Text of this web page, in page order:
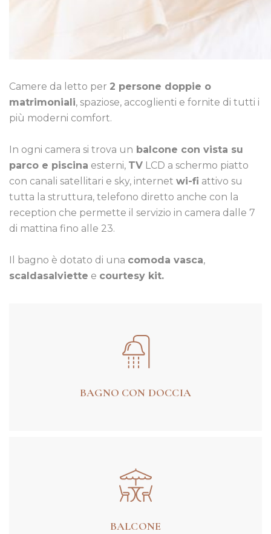
Camere da letto per 2 persone doppie o
matrimoniali, spaziose, accoglienti e fornite di tutti i
più moderni comfort.
In ogni camera si trova un balcone con vista su
parco e piscina esterni, TV LCD a schermo piatto
con canali satellitari e sky, internet wi-fi attivo su
tutta la struttura, telefono diretto anche con la
reception che permette il servizio in camera dalle 7
di mattina fino alle 23.
Il bagno è dotato di una comoda vasca,
scaldasalviette e courtesy kit.
BAGNO CON DOCCIA
BALCONE